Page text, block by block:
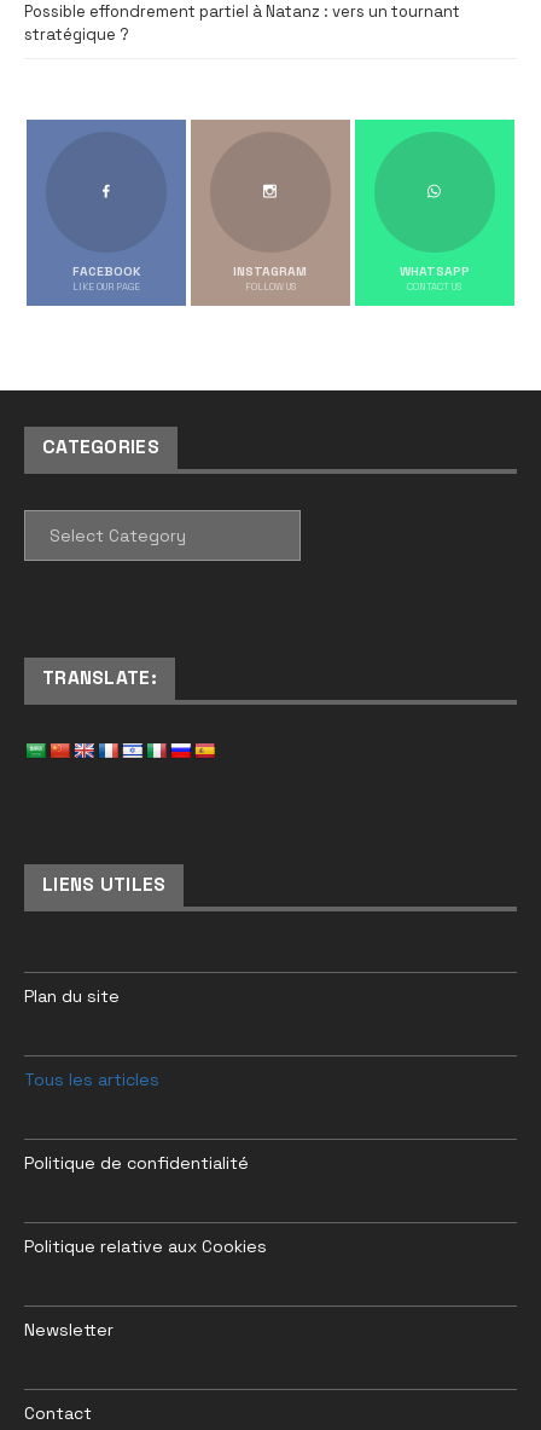
Possible effondrement partiel à Natanz : vers un tournant
stratégique ?
FACEBOOK
LIKE OUR PAGE
INSTAGRAM
FOLLOW US
WHATSAPP
CONTACT US
CATEGORIES
TRANSLATE:
LIENS UTILES
Plan du site
Tous les articles
Politique de confidentialité
Politique relative aux Cookies
Newsletter
Contact